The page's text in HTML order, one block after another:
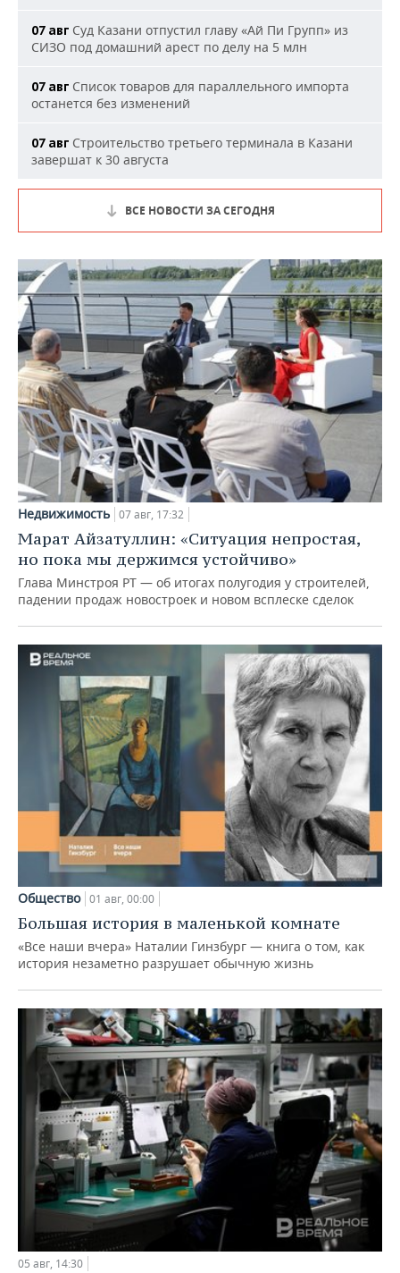
07 авг Суд Казани отпустил главу «Ай Пи Групп» из
СИЗО под домашний арест по делу на 5 млн
07 авг Список товаров для параллельного импорта
останется без изменений
07 авг Строительство третьего терминала в Казани
завершат к 30 августа
ВСЕ НОВОСТИ ЗА СЕГОДНЯ
Недвижимость 07 авг, 17:32
Марат Айзатуллин: «Ситуация непростая,
но пока мы держимся устойчиво»
Глава Минстроя РТ — об итогах полугодия у строителей,
падении продаж новостроек и новом всплеске сделок
Общество 01 авг, 00:00
Большая история в маленькой комнате
«Все наши вчера» Наталии Гинзбург — книга о том, как
история незаметно разрушает обычную жизнь
05 авг, 14:30